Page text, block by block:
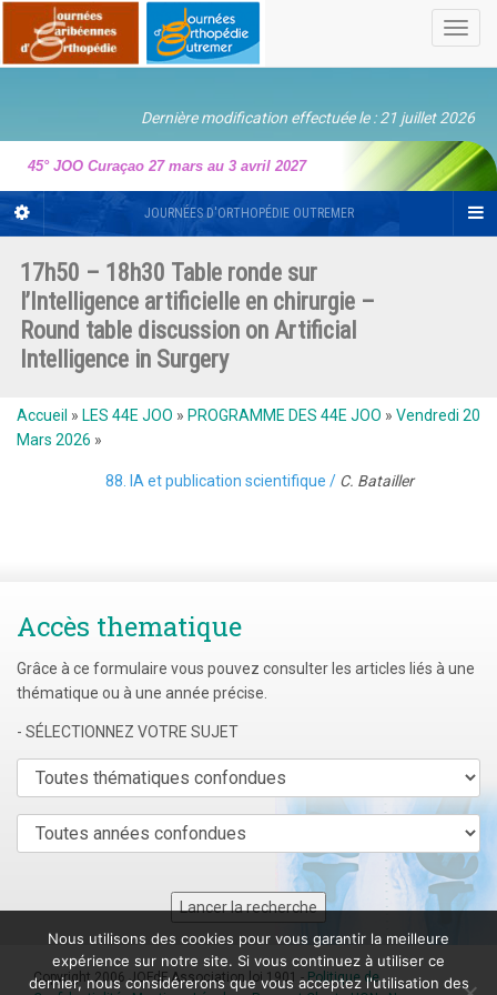
Dernière modification effectuée le : 21 juillet 2026
45° JOO Curaçao 27 mars au 3 avril 2027
JOURNÉES D'ORTHOPÉDIE OUTREMER
17h50 – 18h30 Table ronde sur
l’Intelligence artificielle en chirurgie –
Round table discussion on Artificial
Intelligence in Surgery
Accueil » LES 44E JOO » PROGRAMME DES 44E JOO » Vendredi 20
Mars 2026 »
88. IA et publication scientifique / C. Batailler
Accès thematique
Grâce à ce formulaire vous pouvez consulter les articles liés à une
thématique ou à une année précise.
- SÉLECTIONNEZ VOTRE SUJET
Nous utilisons des cookies pour vous garantir la meilleure
expérience sur notre site. Si vous continuez à utiliser ce
dernier, nous considérerons que vous acceptez l'utilisation des
Copyright 2006 JOFdF Association loi 1901 -Politique de